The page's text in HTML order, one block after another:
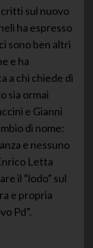
sul nuovo
ha espresso
sono ben altri
e ha
a chi chiede di
sia ormai
e Gianni
di nome:
e nessuno
Letta
il “lodo” sul
e propria
Pd”.